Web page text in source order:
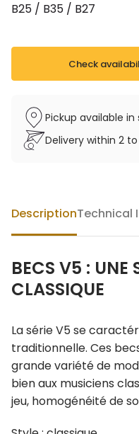
B25 / B35 / B27
Check
Pickup available
Delivery within 2
DescriptionTechnical
BECS V5 : UNE
CLASSIQUE
La série V5 se
traditionnelle. Ces
grande variété de
bien aux musiciens
jeu, homogénéité de